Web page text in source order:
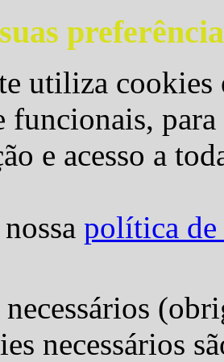
utiliza cookies
funcionais,
e acesso a
política de
necessários